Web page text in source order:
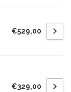
€529,00
€329,00